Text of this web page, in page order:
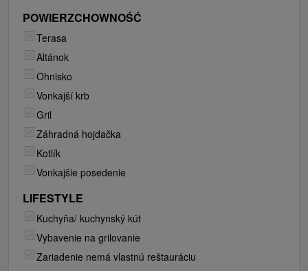
POWIERZCHOWNOŚĆ
Terasa
Altánok
Ohnisko
Vonkajší krb
Gril
Záhradná hojdačka
Kotlík
Vonkajšie posedenie
LIFESTYLE
Kuchyňa/ kuchynský kút
Vybavenie na grilovanie
Zariadenie nemá vlastnú reštauráciu